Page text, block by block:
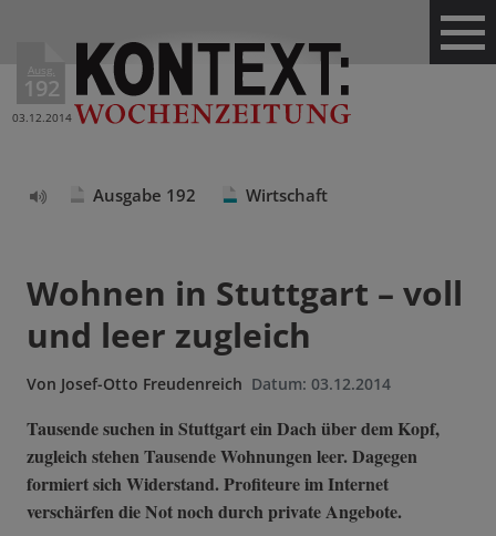
Ausg.
192
03.12.2014
Ausgabe 192 Wirtschaft
Wohnen in Stuttgart – voll
und leer zugleich
Von Josef-Otto Freudenreich Datum: 03.12.2014
Tausende suchen in Stuttgart ein Dach über dem Kopf,
zugleich stehen Tausende Wohnungen leer. Dagegen
formiert sich Widerstand. Profiteure im Internet
verschärfen die Not noch durch private Angebote.